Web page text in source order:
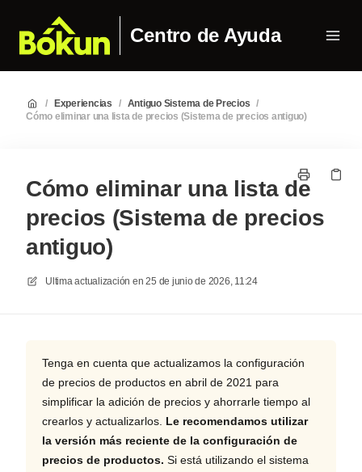
Centro de Ayuda
/ Experiencias / Antiguo Sistema de Precios
/
Cómo eliminar una lista de precios (Sistema de precios antiguo)
Cómo eliminar una lista de
precios (Sistema de precios
antiguo)
Ultima actualización en 25 de junio de 2026, 11:24
Tenga en cuenta que actualizamos la configuración
de precios de productos en abril de 2021 para
simplificar la adición de precios y ahorrarle tiempo al
crearlos y actualizarlos. Le recomendamos utilizar
la versión más reciente de la configuración de
precios de productos. Si está utilizando el sistema